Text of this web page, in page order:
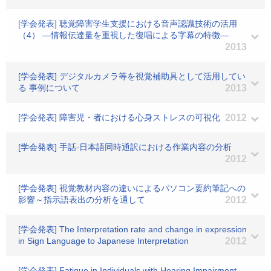
[学会発表] 聴覚障害学生支援における音声認識技術の活用
（4） ―情報伝達量を重視した復唱による字幕の特徴―
2013
[学会発表] デジタルカメラ等を視覚補助具として活用してい
る 事例について
2013
[学会発表] 障害児・者における心身ストレスの可視化 2012
[学会発表] 手話-日本語同時通訳における作業内容の分析
2012
[学会発表] 視覚教材内容の違いによるパソコン要約筆記への
影響～指示語表出の分析を通して
2012
[学会発表] The Interpretation rate and change in expression
in Sign Language to Japanese Interpretation
2012